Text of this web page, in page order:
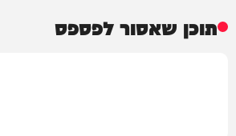
תוכן שאסור לפספס